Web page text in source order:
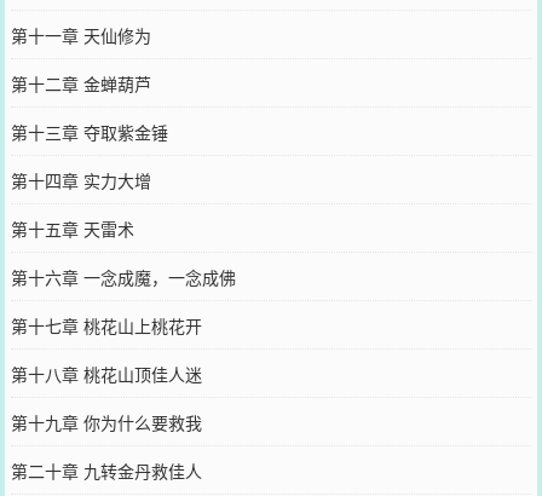
第十一章 天仙修为
第十二章 金蝉葫芦
第十三章 夺取紫金锤
第十四章 实力大增
第十五章 天雷术
第十六章 一念成魔，一念成佛
第十七章 桃花山上桃花开
第十八章 桃花山顶佳人迷
第十九章 你为什么要救我
第二十章 九转金丹救佳人